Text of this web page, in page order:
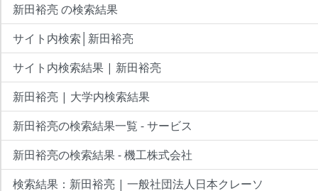
新田裕亮 の検索結果
サイト内検索│新田裕亮
サイト内検索結果 | 新田裕亮
新田裕亮 | 大学内検索結果
新田裕亮の検索結果一覧 - サービス
新田裕亮の検索結果 - 機工株式会社
検索結果：新田裕亮 | 一般社団法人日本クレーソ